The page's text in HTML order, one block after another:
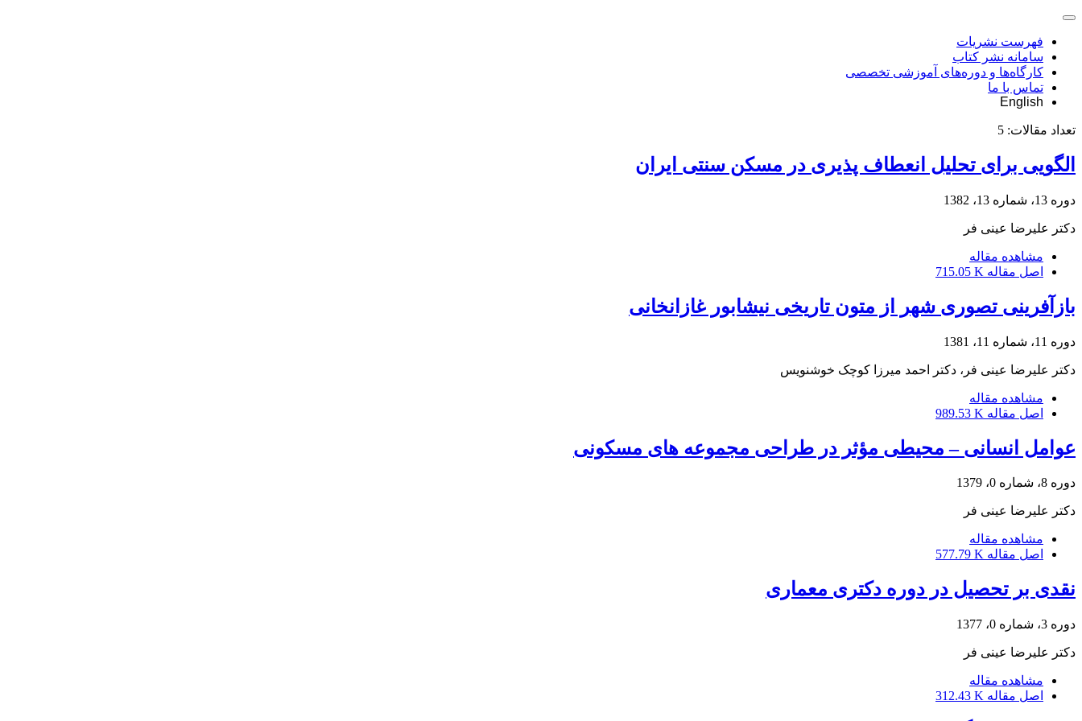
فهرست نشریات
سامانه نشر کتاب
کارگاه‌ها و دوره‌های آموزشی تخصصی
تماس با ما
English
تعداد مقالات: 5
الگویی برای تحلیل انعطاف پذیری در مسکن سنتی ایران
دوره 13، شماره 13، 1382
دکتر علیرضا عینی فر
مشاهده مقاله
اصل مقاله 715.05 K
بازآفرینی تصوری شهر از متون تاریخی نیشابور غازانخانی
دوره 11، شماره 11، 1381
دکتر علیرضا عینی فر، دکتر احمد میرزا کوچک خوشنویس
مشاهده مقاله
اصل مقاله 989.53 K
عوامل انسانی – محیطی مؤثر در طراحی مجموعه های مسکونی
دوره 8، شماره 0، 1379
دکتر علیرضا عینی فر
مشاهده مقاله
اصل مقاله 577.79 K
نقدی بر تحصیل در دوره دکتری معماری
دوره 3، شماره 0، 1377
دکتر علیرضا عینی فر
مشاهده مقاله
اصل مقاله 312.43 K